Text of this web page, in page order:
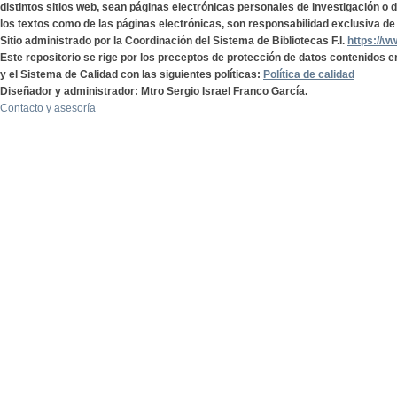
distintos sitios web, sean páginas electrónicas personales de investigación o
los textos como de las páginas electrónicas, son responsabilidad exclusiva
Sitio administrado por la Coordinación del Sistema de Bibliotecas F.I. https://
Este repositorio se rige por los preceptos de protección de datos contenidos
y el Sistema de Calidad con las siguientes políticas: Política de calidad
Diseñador y administrador: Mtro Sergio Israel Franco García.
Contacto y asesoría